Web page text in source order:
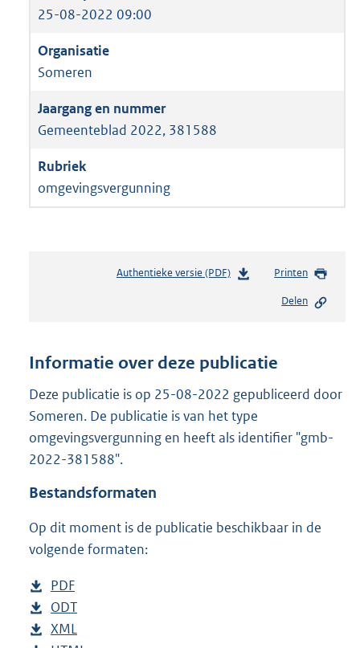
25-08-2022 09:00
Someren
Gemeenteblad 2022, 381588
omgevingsvergunning
Authentieke versie (PDF)b
n
s
r
o
:
Printen
Delen
Informatie over deze publicatie
Deze publicatie is op 25-08-2022 gepubliceerd door
Someren. De publicatie is van het type
omgevingsvergunning en heeft als identifier "gmb-
2022-381588".
Bestandsformaten
Op dit moment is de publicatie beschikbaar in de
volgende formaten:
D
o
w
PDF
e
s
D
o
ODT
D
XML